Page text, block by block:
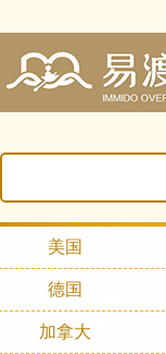
美国
德国
加拿大